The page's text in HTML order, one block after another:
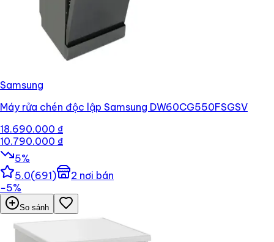
Samsung
Máy rửa chén độc lập Samsung DW60CG550FSGSV
18.690.000 ₫
10.790.000 ₫
5%
5.0(691) 2 nơi bán
−5%
So sánh